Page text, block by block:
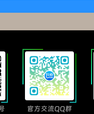
官方交流QQ群